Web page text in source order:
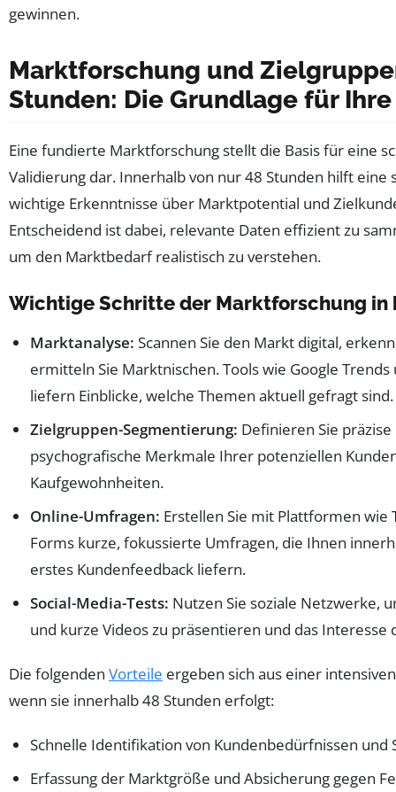
gewinnen.
Marktforschung und
Stunden: Die Grundlage für
Eine fundierte Marktforschung stellt die Basis für eine
Validierung dar. Innerhalb von nur 48 Stunden hilft
wichtige Erkenntnisse über Marktpotential und
Entscheidend ist dabei, relevante Daten effizient zu
um den Marktbedarf realistisch zu verstehen.
Wichtige Schritte der Marktforschung in
Marktanalyse: Scannen Sie den Markt digital,
ermitteln Sie Marktnischen. Tools wie Google
liefern Einblicke, welche Themen aktuell gefragt sind.
Zielgruppen-Segmentierung: Definieren Sie
psychografische Merkmale Ihrer potenziellen
Kaufgewohnheiten.
Online-Umfragen: Erstellen Sie mit Plattformen wie
Forms kurze, fokussierte Umfragen, die Ihnen
erstes Kundenfeedback liefern.
Social-Media-Tests: Nutzen Sie soziale Netzwerke,
und kurze Videos zu präsentieren und das Interesse
Die folgenden Vorteile ergeben sich aus einer
wenn sie innerhalb 48 Stunden erfolgt:
Schnelle Identifikation von Kundenbedürfnissen und
Erfassung der Marktgröße und Absicherung gegen